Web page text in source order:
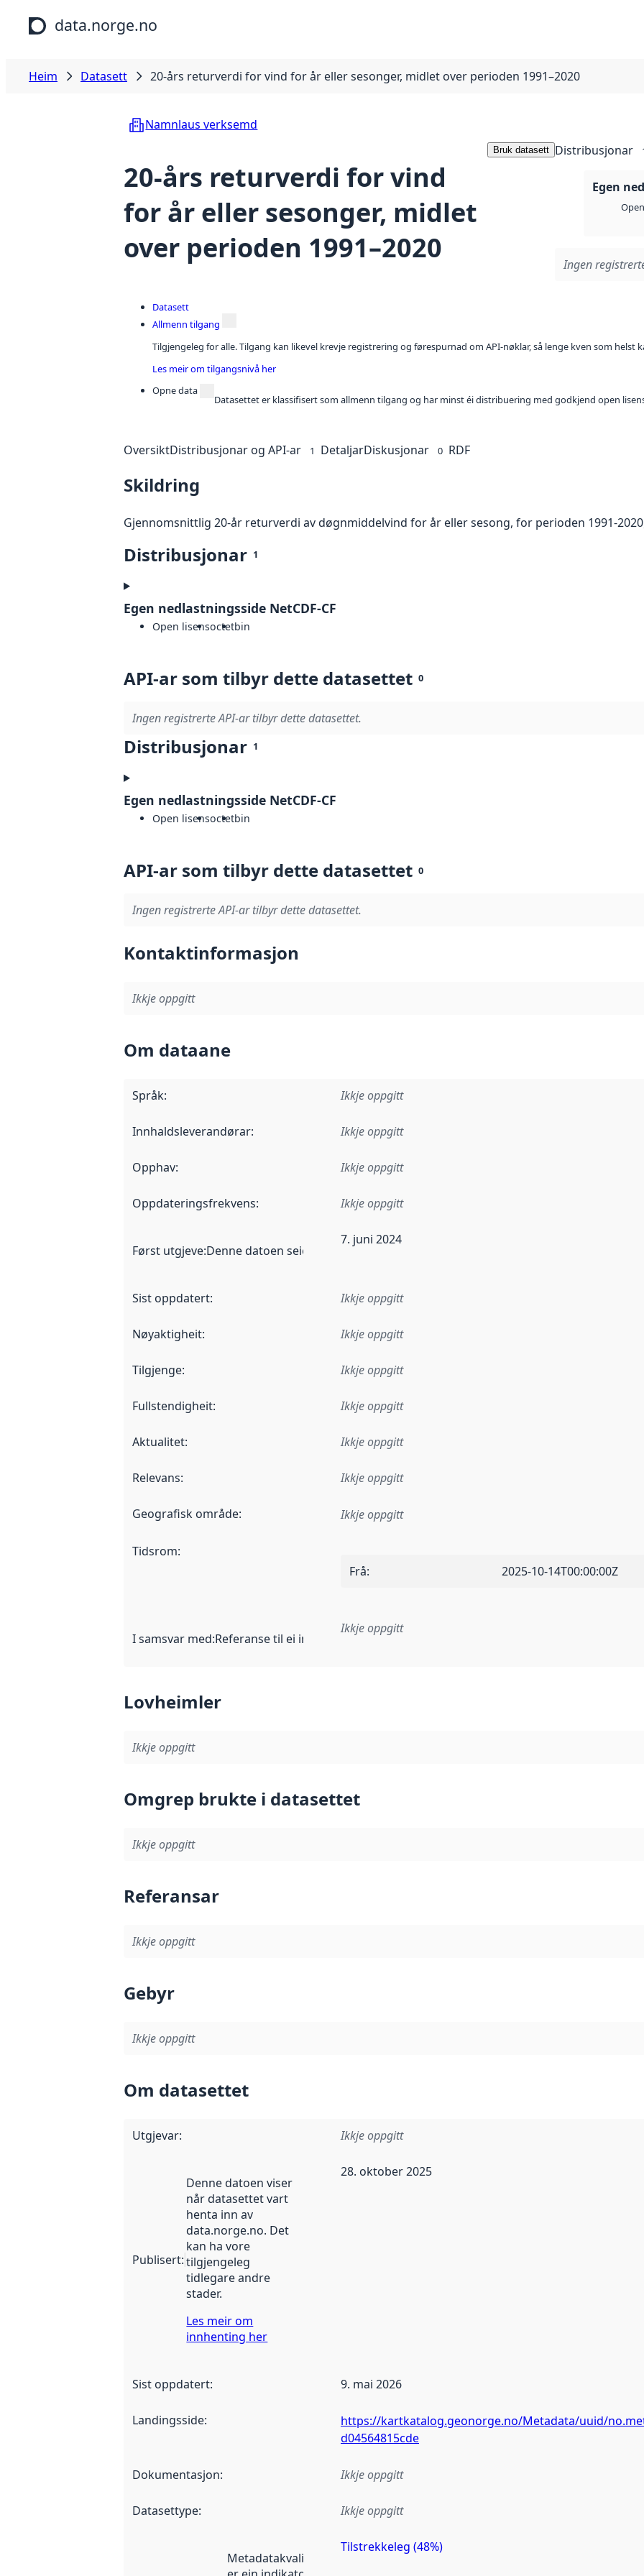
Hopp til hovudinnhald
data.norge.no
Heim Datasett 20-års returverdi for vind for år eller sesonger, midlet over perioden 1991–2020
Namnlaus verksemd
20-års returverdi for vind
for år eller sesonger, midlet
over perioden 1991–2020
Bruk datasett Distribusjonar
Egen
Ingen
Datasett
Allmenn tilgang
Tilgjengeleg for alle. Tilgang kan likevel krevje registrering og førespurnad om API-nøklar, så lenge kven som helst
Les meir om tilgangsnivå her
Opne data
Datasettet er klassifisert som allmenn tilgang og har minst éi distribuering med godkjend open
OversiktDistribusjonar og API-ar 1 DetaljarDiskusjonar 0 RDF
Skildring
Gjennomsnittlig 20-år returverdi av døgnmiddelvind for år eller sesong, for perioden 1991-
Distribusjonar 1
Egen nedlastningsside NetCDF-CF
Open lisensoctetbin
API-ar som tilbyr dette datasettet 0
Ingen registrerte API-ar tilbyr dette datasettet.
Distribusjonar 1
Egen nedlastningsside NetCDF-CF
Open lisensoctetbin
API-ar som tilbyr dette datasettet 0
Ingen registrerte API-ar tilbyr dette datasettet.
Kontaktinformasjon
Ikkje oppgitt
Om dataane
Språk: Ikkje oppgitt
Innhaldsleverandørar: Ikkje oppgitt
Opphav: Ikkje oppgitt
Oppdateringsfrekvens: Ikkje oppgitt
Først utgjeve:Denne datoen seier når dataa i dette datasettet først blei utgitt. Det kan ha
7. juni 2024
Sist oppdatert: Ikkje oppgitt
Nøyaktigheit: Ikkje oppgitt
Tilgjenge: Ikkje oppgitt
Fullstendigheit: Ikkje oppgitt
Aktualitet: Ikkje oppgitt
Relevans: Ikkje oppgitt
Geografisk område: Ikkje oppgitt
Tidsrom:
Frå: 2025-10-14T00:00:00Z
I samsvar med:Referanse til ei implementeringsregel eller anna spesifikasjon som ligg til
Ikkje oppgitt
Lovheimler
Ikkje oppgitt
Omgrep brukte i datasettet
Ikkje oppgitt
Referansar
Ikkje oppgitt
Gebyr
Ikkje oppgitt
Om datasettet
Utgjevar: Ikkje oppgitt
Publisert:
Denne datoen viser
når datasettet vart
henta inn av
data.norge.no. Det
kan ha vore
tilgjengeleg
tidlegare andre
stader.
Les meir om
innhenting her
28. oktober 2025
Sist oppdatert: 9. mai 2026
Landingsside:
https://kartkatalog.geonorge.no/Metadata/uuid/
d04564815cde
Dokumentasjon: Ikkje oppgitt
Datasettype: Ikkje oppgitt
Metadatakvalitet
Tilstrekkeleg (48%)